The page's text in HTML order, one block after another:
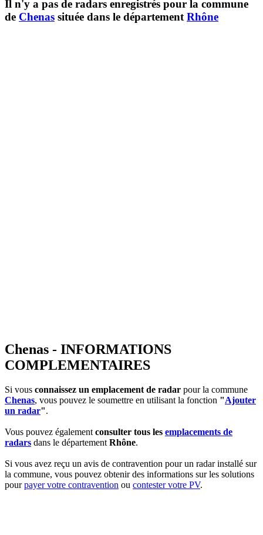
Il n'y a pas de radars enregistrés pour la commune
de Chenas située dans le département Rhône
Chenas - INFORMATIONS
COMPLEMENTAIRES
Si vous connaissez un emplacement de radar pour la commune
Chenas, vous pouvez le soumettre en utilisant la fonction "Ajouter
un radar".
Vous pouvez égalementconsulter tous les emplacements de
radars dans le départementRhône.
Si vous avez reçu un avis de contravention pour un radar installé sur
la commune, vous pouvez obtenir des informations sur les solutions
pourpayer votre contravention ou contester votre PV.